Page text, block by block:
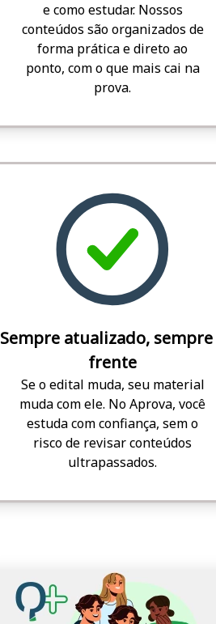
e como estudar. Nossos
conteúdos são organizados de
forma prática e direto ao
ponto, com o que mais cai na
prova.
Sempre atualizado, sempre
frente
Se o edital muda, seu material
muda com ele. No Aprova, você
estuda com confiança, sem o
risco de revisar conteúdos
ultrapassados.